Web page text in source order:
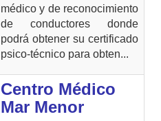
médico y de reconocimiento
de conductores donde
podrá obtener su certificado
psico-técnico para obten...
Centro Médico
Mar Menor